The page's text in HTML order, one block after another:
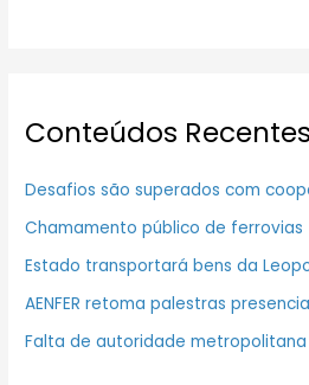
Conteúdos Recentes
Desafios são superados com
Chamamento público de ferrovias
Estado transportará bens da
AENFER retoma palestras
Falta de autoridade